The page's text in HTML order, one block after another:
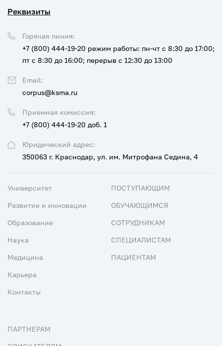
Реквизиты
Юридический адрес:
350063 г. Краснодар, ул. им. Митрофана Седина, 4
Приемная комиссия:
+7 (800) 444-19-20 доб. 1
Горячая линия:
+7 (800) 444-19-20 режим работы: пн-чт с 8:30 до 17:00;
пт с 8:30 до 16:00; перерыв с 12:30 до 13:00
Email:
corpus@ksma.ru
Университет
Развитие и инновации
Образование
Наука
Медицина
Карьера
Контакты
ПОСТУПАЮЩИМ
ОБУЧАЮЩИМСЯ
СОТРУДНИКАМ
СПЕЦИАЛИСТАМ
ПАЦИЕНТАМ
ПАРТНЕРАМ